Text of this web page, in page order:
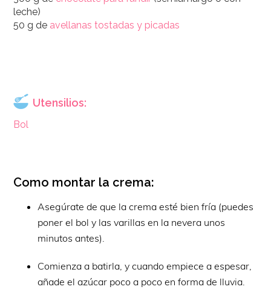
leche)
50 g de avellanas tostadas y picadas
Utensilios:
Bol
Como montar la crema:
Asegúrate de que la crema esté bien fría (puedes
poner el bol y las varillas en la nevera unos
minutos antes).
Comienza a batirla, y cuando empiece a espesar,
añade el azúcar poco a poco en forma de lluvia.